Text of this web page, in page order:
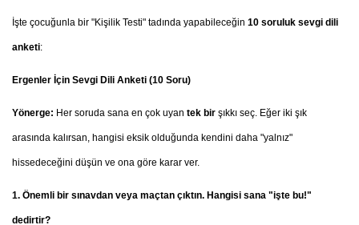
İşte çocuğunla bir "Kişilik Testi" tadında yapabileceğin 10 soruluk sevgi dili
anketi:
Ergenler İçin Sevgi Dili Anketi (10 Soru)
Yönerge: Her soruda sana en çok uyan tek bir şıkkı seç. Eğer iki şık
arasında kalırsan, hangisi eksik olduğunda kendini daha "yalnız"
hissedeceğini düşün ve ona göre karar ver.
1. Önemli bir sınavdan veya maçtan çıktın. Hangisi sana "işte bu!"
dedirtir?